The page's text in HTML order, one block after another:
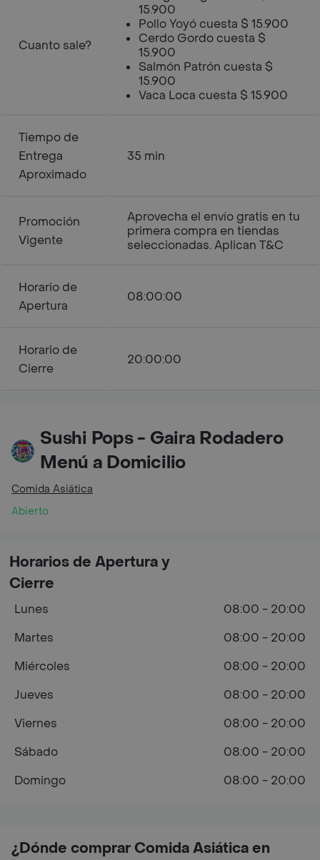
Cuanto sale?
15.900
Pollo Yoyó cuesta $ 15.900
Cerdo Gordo cuesta $
15.900
Salmón Patrón cuesta $
15.900
Vaca Loca cuesta $ 15.900
Tiempo de
Entrega
Aproximado
35 min
Promoción
Vigente
Aprovecha el envío gratis en tu
primera compra en tiendas
seleccionadas. Aplican T&C
Horario de
Apertura
08:00:00
Horario de
Cierre
20:00:00
Sushi Pops - Gaira Rodadero
Menú a Domicilio
Comida Asiática
Abierto
¿Dónde comprar Comida Asiática en
Horarios de Apertura y
Cierre
Lunes
08:00 - 20:00
Martes
08:00 - 20:00
Miércoles
08:00 - 20:00
Jueves
08:00 - 20:00
Viernes
08:00 - 20:00
Sábado
08:00 - 20:00
Domingo
08:00 - 20:00